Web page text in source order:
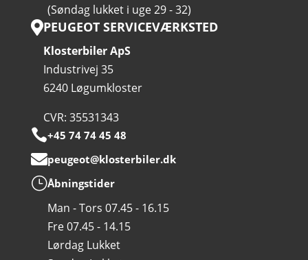
(Søndag lukket i uge 29 - 32)
PEUGEOT SERVICEVÆRKSTED
Klosterbiler ApS
Industrivej 35
6240 Løgumkloster
CVR: 35531343
+45 74 74 45 48
peugeot@klosterbiler.dk
}Åbningstider
Man - Tors 07.45 - 16.15
Fre 07.45 - 14.15
Lørdag Lukket